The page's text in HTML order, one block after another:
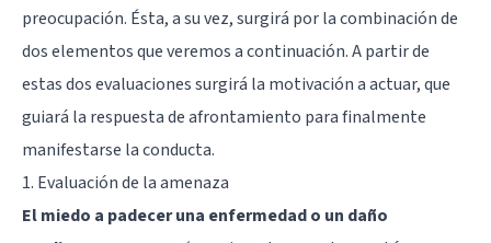
preocupación. Ésta, a su vez, surgirá por la combinación de
dos elementos que veremos a continuación. A partir de
estas dos evaluaciones surgirá la motivación a actuar, que
guiará la respuesta de afrontamiento para finalmente
manifestarse la conducta.
1. Evaluación de la amenaza
El miedo a padecer una enfermedad o un daño